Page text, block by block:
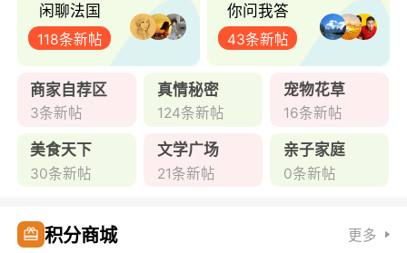
闲聊法国
118条新帖
你问我答
43条新帖
商家自荐区
3条新帖
真情秘密
124条新帖
宠物花草
16条新帖
美食天下
30条新帖
文学广场
21条新帖
亲子家庭
0条新帖
积分商城 更多